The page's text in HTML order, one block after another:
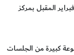
الذي يُقام في الفترة من 23 يناير الجاري وحتى 5 فبراير المقبل بمركز
كبيرة من الجلسات